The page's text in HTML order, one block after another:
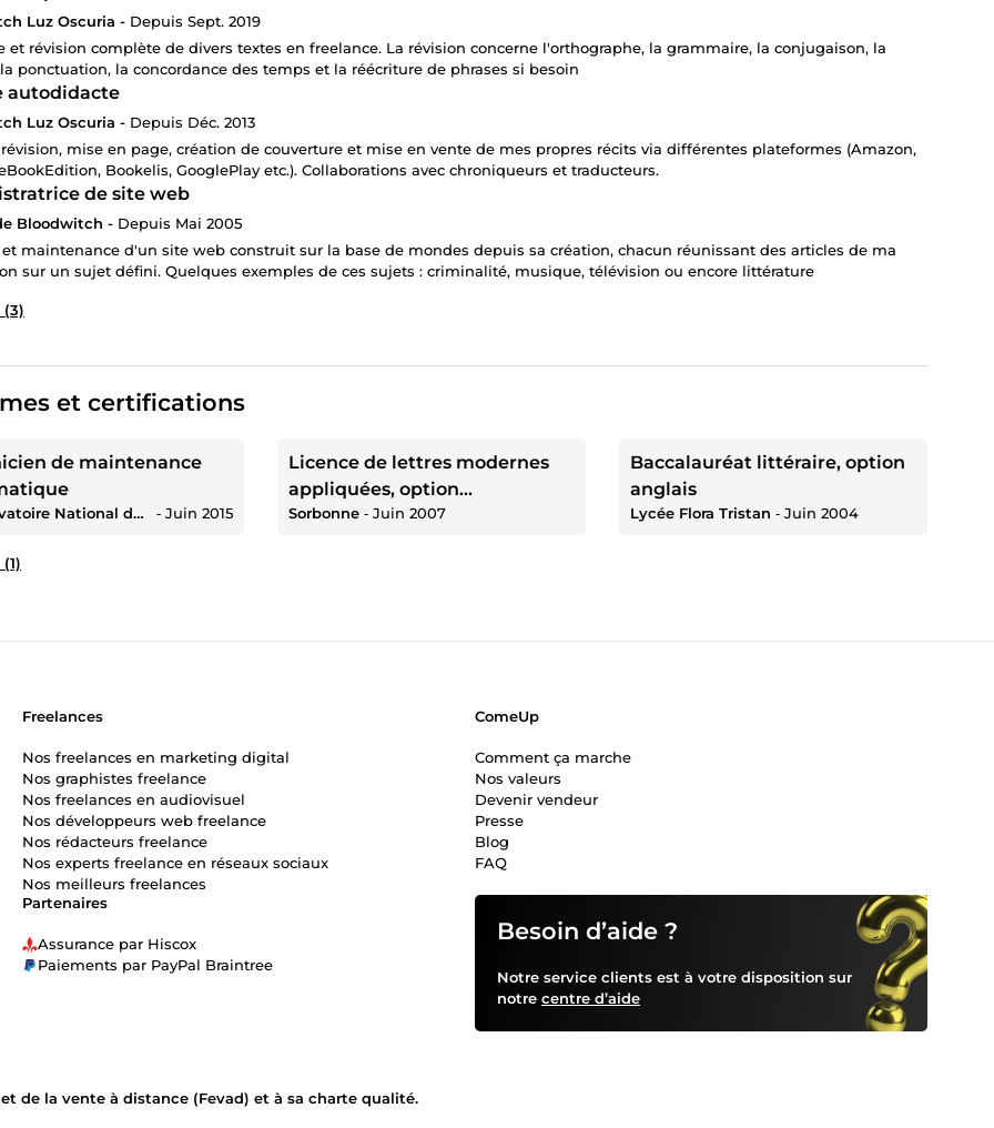
Luz Oscuria - Depuis Sept. 2019
et révision complète de divers textes en freelance. La révision concerne l'orthographe, la grammaire, la conjugaison, la
ponctuation, la concordance des temps et la réécriture de phrases si besoin
autodidacte
Luz Oscuria - Depuis Déc. 2013
mise en page, création de couverture et mise en vente de mes propres récits via différentes plateformes (Amazon,
Bookelis, GooglePlay etc.). Collaborations avec chroniqueurs et traducteurs.
de site web
Bloodwitch - Depuis Mai 2005
maintenance d'un site web construit sur la base de mondes depuis sa création, chacun réunissant des articles de ma
sur un sujet défini. Quelques exemples de ces sujets : criminalité, musique, télévision ou encore littérature
(3)
et certifications
de maintenance
Conservatoire National des Arts et Métiers ‐ Juin 2015
Licence de lettres modernes
appliquées, option
communication
Sorbonne ‐ Juin 2007
Baccalauréat littéraire, option
anglais
Lycée Flora Tristan ‐ Juin 2004
Besoin d’aide ?
Notre service clients est à votre disposition sur
notre centre d’aide
Partenaires
Assurance par Hiscox
Paiements par PayPal Braintree
Freelances
Nos freelances en marketing digital
Nos graphistes freelance
Nos freelances en audiovisuel
Nos développeurs web freelance
Nos rédacteurs freelance
Nos experts freelance en réseaux sociaux
Nos meilleurs freelances
ComeUp
Comment ça marche
Nos valeurs
Devenir vendeur
Presse
Blog
FAQ
de la vente à distance (Fevad) et à sa charte qualité.